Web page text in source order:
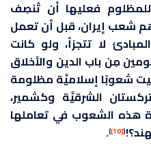
للمظلوم فعليها أن تُنصِف
شعب إيران، قبل أن تعمل
لا تتجزأ، ولو كانت
مِن باب الدين والأخلاق
شعوبًا إسلاميَّة مظلومة
الشرقيَّة وكشمير،
هذه الشعوب في تعاملها
(
[10]
)
.